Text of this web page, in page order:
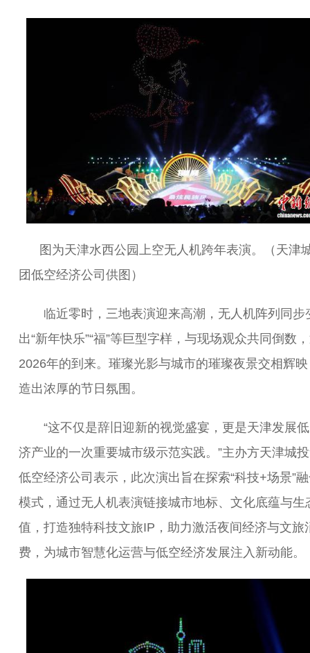
图为天津水西公园上空无人机跨年表演。（天津
团低空经济公司供图）
临近零时，三地表演迎来高潮，无人机阵列同步
出“新年快乐”“福”等巨型字样，与现场观众共同倒数
2026年的到来。璀璨光影与城市的璀璨夜景交相辉
造出浓厚的节日氛围。
“这不仅是辞旧迎新的视觉盛宴，更是天津发展
济产业的一次重要城市级示范实践。”主办方天津城
低空经济公司表示，此次演出旨在探索“科技+场景”
模式，通过无人机表演链接城市地标、文化底蕴与生
值，打造独特科技文旅IP，助力激活夜间经济与文旅
费，为城市智慧化运营与低空经济发展注入新动能。